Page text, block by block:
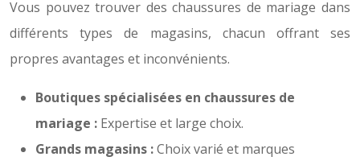
Vous pouvez trouver des chaussures de mariage dans
différents types de magasins, chacun offrant ses
propres avantages et inconvénients.
Boutiques spécialisées en chaussures de
mariage : Expertise et large choix.
Grands magasins :Choix varié et marques